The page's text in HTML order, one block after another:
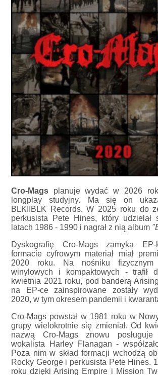
Cro-Mags planuje wydać w 2026
longplay studyjny. Ma się on
BLKIIBLK Records. W 2025 roku do
perkusista Pete Hines, który
latach 1986 - 1990 i nagrał z nią album
Dyskografię Cro-Mags zamyka
formacie cyfrowym materiał miał
2020 roku. Na nośniku
winylowych i kompaktowych - trafił
kwietnia 2021 roku, pod banderą
na EP-ce zainspirowane zostały
2020, w tym okresem pandemii i
Cro-Mags powstał w 1981 roku w
grupy wielokrotnie się zmieniał. Od
nazwą Cro-Mags znowu
wokalista Harley Flanagan -
Poza nim w skład formacji wchodzą
Rocky George i perkusista Pete Hines.
roku dzięki Arising Empire i Mission